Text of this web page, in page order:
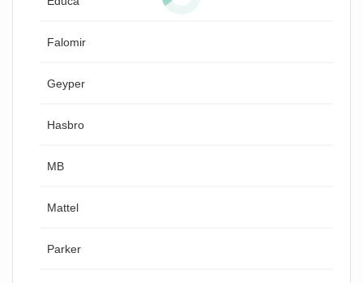
Falomir
Geyper
Hasbro
MB
Mattel
Parker